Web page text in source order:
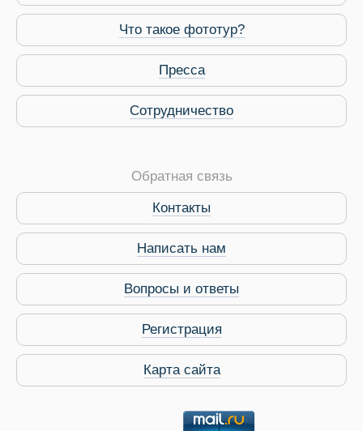
Виза в Индию
Что такое фототур?
Пресса
Сотрудничество
Обратная связь
Контакты
Написать нам
Вопросы и ответы
Регистрация
Карта сайта